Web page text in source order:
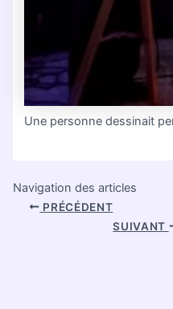
Une personne dessinait
Navigation des articles
PRÉCÉDENT
SUIVANT